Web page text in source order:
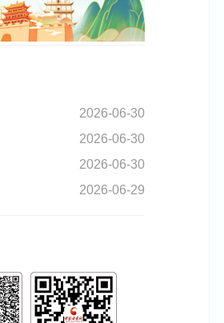
2026-06-30
2026-06-30
2026-06-30
2026-06-29